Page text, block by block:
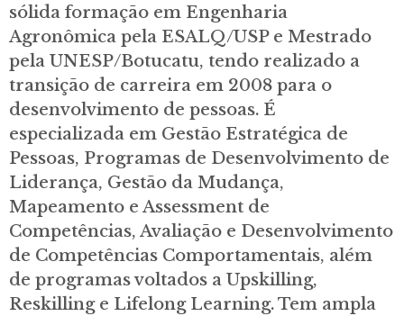
sólida formação em Engenharia
Agronômica pela ESALQ/USP e Mestrado
pela UNESP/Botucatu, tendo realizado a
transição de carreira em 2008 para o
desenvolvimento de pessoas. É
especializada em Gestão Estratégica de
Pessoas, Programas de Desenvolvimento de
Liderança, Gestão da Mudança,
Mapeamento e Assessment de
Competências, Avaliação e Desenvolvimento
de Competências Comportamentais, além
de programas voltados a Upskilling,
Reskilling e Lifelong Learning. Tem ampla